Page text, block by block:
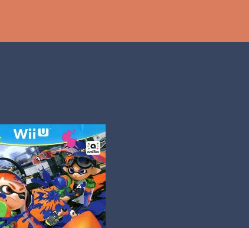
[PS5] PLAYSTATION 5 2025